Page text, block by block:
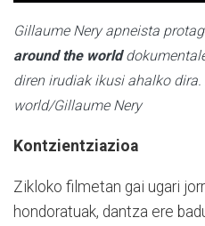
Gillaume Nery apneista
around the world
diren irudiak ikusi ahalko dira.
world/Gillaume Nery
Kontzientziazioa
Zikloko filmetan gai ugari
hondoratuak, dantza ere